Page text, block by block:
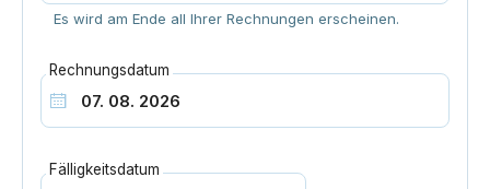
Es wird am Ende all Ihrer Rechnungen erscheinen.
Rechnungsdatum
Fälligkeitsdatum